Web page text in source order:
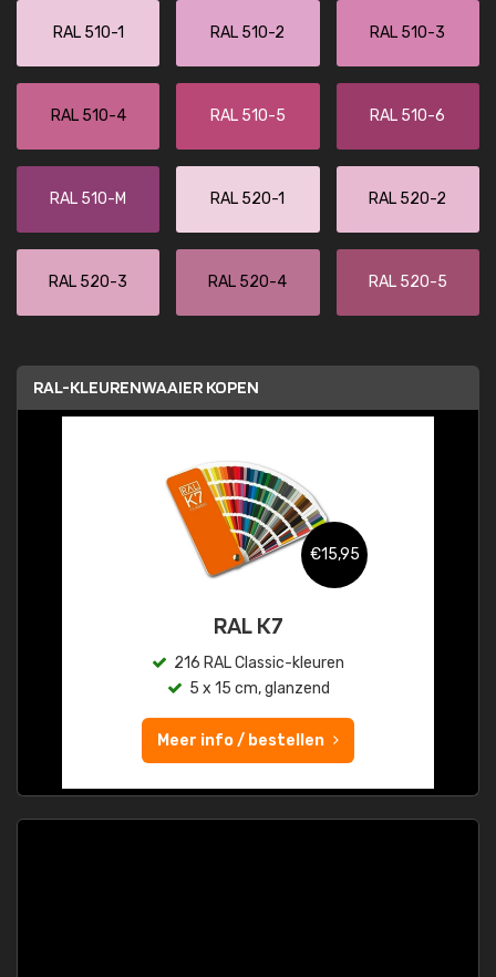
RAL 510-1 RAL 510-2 RAL 510-3
RAL 510-4 RAL 510-5 RAL 510-6
RAL 510-M RAL 520-1 RAL 520-2
RAL 520-3 RAL 520-4 RAL 520-5
RAL-KLEURENWAAIER KOPEN
€15,95
RAL K7
216 RAL Classic-kleuren
5 x 15 cm, glanzend
Meer info / bestellen